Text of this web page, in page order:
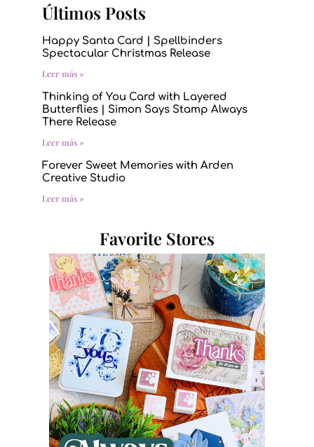
Últimos Posts
Happy Santa Card | Spellbinders
Spectacular Christmas Release
Leer más »
Thinking of You Card with Layered
Butterflies | Simon Says Stamp Always
There Release
Leer más »
Forever Sweet Memories with Arden
Creative Studio
Leer más »
Favorite Stores